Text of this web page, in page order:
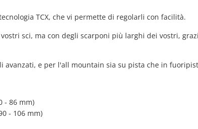
TCX, che vi permette di regolarli con facilità.
sci, ma con degli scarponi più larghi dei vostri,
e per l'all mountain sia su pista che in
- 86 mm)
- 106 mm)